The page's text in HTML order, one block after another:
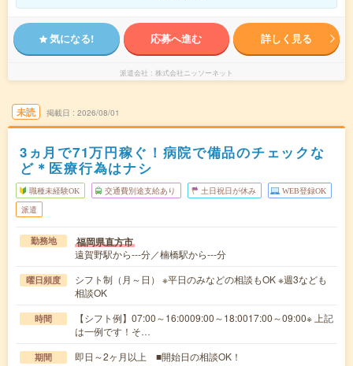
気になる! 応募へ進む 詳しく見る
派遣会社 株式会社ニッソーネット
未読 掲載日 2026/08/01
3ヵ月で71万円稼ぐ！病院で備品のチェックな
ど＊医療行為はナシ
職種未経験OK 交通費別途支給あり 土日祝日が休み WEB登録OK
派遣
勤務地 福岡県直方市
遠賀野駅から---分／楠橋駅から---分
曜日頻度
シフト制（月～日） ※平日のみなどの相談もOK ※週3なども
相談OK
時間
【シフト例】07:00～16:0009:00～18:0017:00～09:00※ 上記
は一例です！そ…
期間 即日～2ヶ月以上 ■開始日の相談OK！